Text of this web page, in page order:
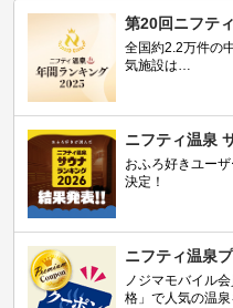
第20回ニフテ
全国約2.2万件の
気施設は…
ニフティ温泉
おふろ好きユー
決定！
ニフティ温泉
ノジマモバイル
格」で人気の温泉